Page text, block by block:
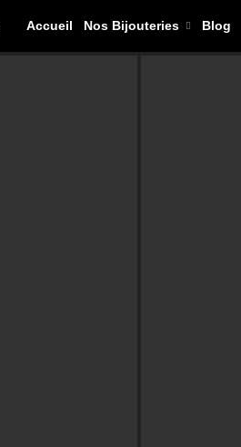
Accueil Nos Bijouteries Blog